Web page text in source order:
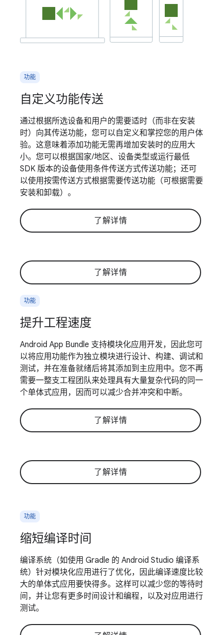
功能
自定义功能传送
通过根据所选设备和用户的需要适时（而非在安装
时）向其传送功能，您可以自定义和掌控您的用户体
验。这意味着添加功能无需再增加安装时的应用大
小。您可以根据国家/地区、设备类型或运行最低
SDK 版本的设备使用条件传送方式传送功能；还可
以使用按需传送方式根据需要传送功能（可根据需要
安装和卸载）。
了解详情
了解详情
功能
提升工程速度
Android App Bundle 支持模块化应用开发，因此您可
以将应用功能作为独立模块进行设计、构建、调试和
测试，并在准备就绪后将其添加到主应用中。您不再
需要一整支工程团队来处理具有大量复杂代码的同一
个单体式应用，因而可以减少合并冲突和中断。
了解详情
了解详情
功能
缩短编译时间
编译系统（如使用 Gradle 的 Android Studio 编译系
统）针对模块化应用进行了优化，因此编译速度比较
大的单体式应用要快得多。这样可以减少您的等待时
间，并让您有更多时间设计和编程，以及对应用进行
测试。